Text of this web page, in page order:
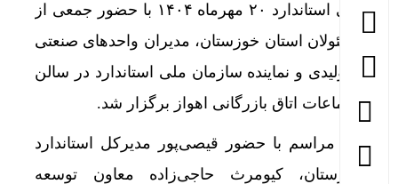
ملی استاندارد ۲۰ مهرماه ۱۴۰۴ با حضور جمعی از
مسئولان استان خوزستان، مدیران واحدهای صنعتی
و تولیدی و نماینده سازمان ملی استاندارد در سالن
اجتماعات اتاق بازرگانی اهواز برگزار شد.
این مراسم با حضور قیصی‌پور مدیرکل استاندارد
خوزستان، کیومرث حاجی‌زاده معاون توسعه